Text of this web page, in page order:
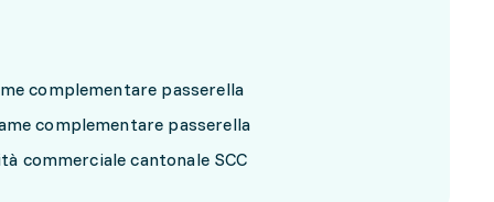
complementare passerella
complementare passerella
commerciale cantonale SCC